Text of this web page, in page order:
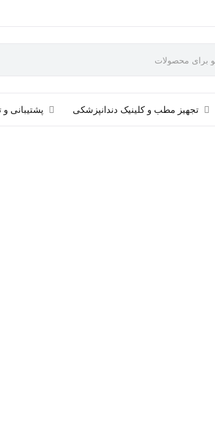
تجهیز مطب و کلینیک دندانپزشکی پشتیبانی